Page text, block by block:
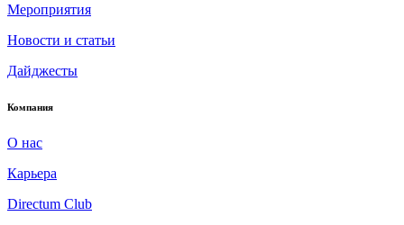
Мероприятия
Новости и статьи
Дайджесты
Компания
О нас
Карьера
Directum Club